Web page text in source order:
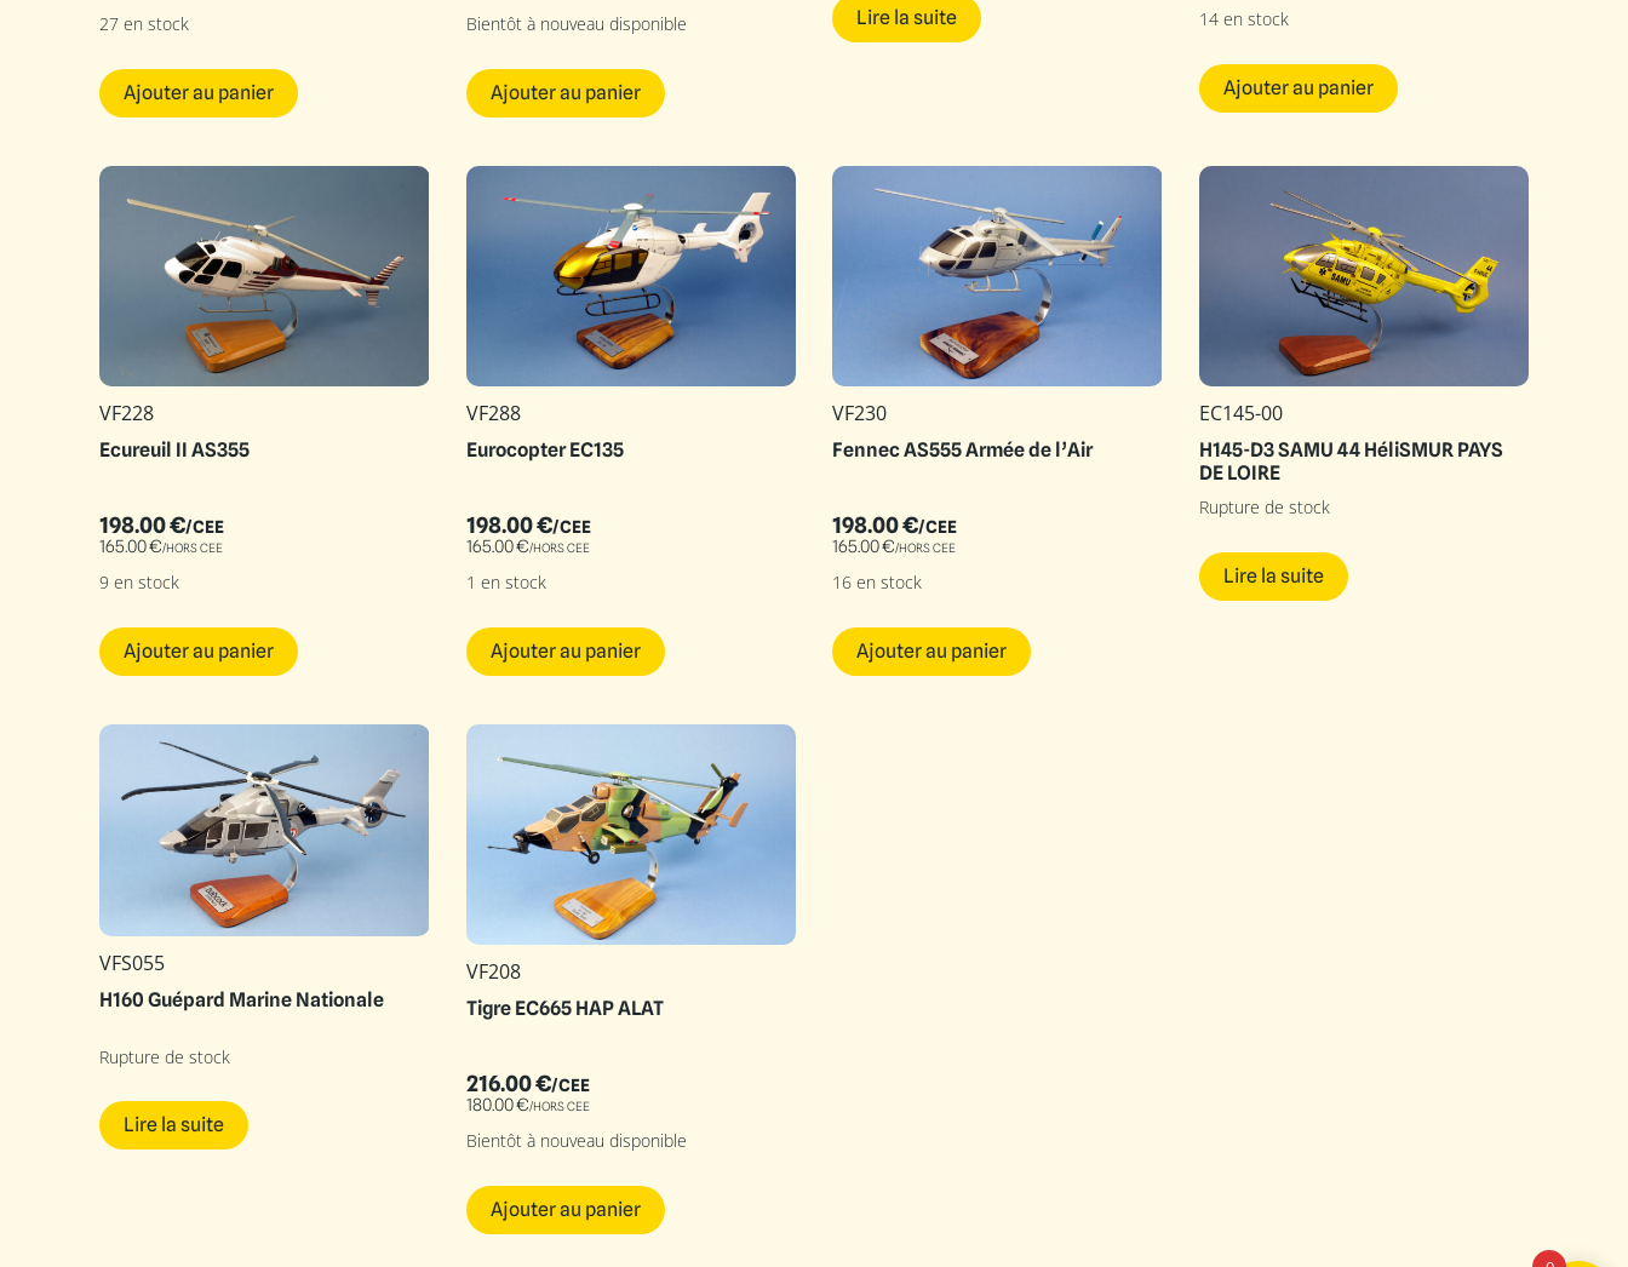
27 en stock
Ajouter au panier
Bientôt à nouveau disponible
Ajouter au panier
Lire la suite 14 en stock
Ajouter au panier
VF228
Ecureuil II AS355
198.00€/CEE
165.00€/HORS CEE
9 en stock
Ajouter au panier
VF288
Eurocopter EC135
198.00€/CEE
165.00€/HORS CEE
1 en stock
Ajouter au panier
VF230
Fennec AS555 Armée de l’Air
198.00€/CEE
165.00€/HORS CEE
16 en stock
Ajouter au panier
EC145-00
H145-D3 SAMU 44 HéliSMUR PAYS
DE LOIRE
Rupture de stock
Lire la suite
VFS055
H160 Guépard Marine Nationale
Rupture de stock
Lire la suite
VF208
Tigre EC665 HAP ALAT
216.00€/CEE
180.00€/HORS CEE
Bientôt à nouveau disponible
Ajouter au panier